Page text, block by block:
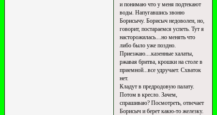
и понимаю что у меня подтекают
воды. Напугавшись звоню
Борисычу. Борисыч недоволен, но,
говорит, постараемся успеть. Тут я
насторожилась....но менять что
либо было уже поздно.
Приезжаю....казенные халаты,
ржавая бритва, крошки на столе в
приемной...все удручает. Схваток
нет.
Кладут в предродовую палату.
Потом в кресло. Зачем,
спрашиваю? Посмотреть, отвечает
Борисыч и берет какю-то железку.